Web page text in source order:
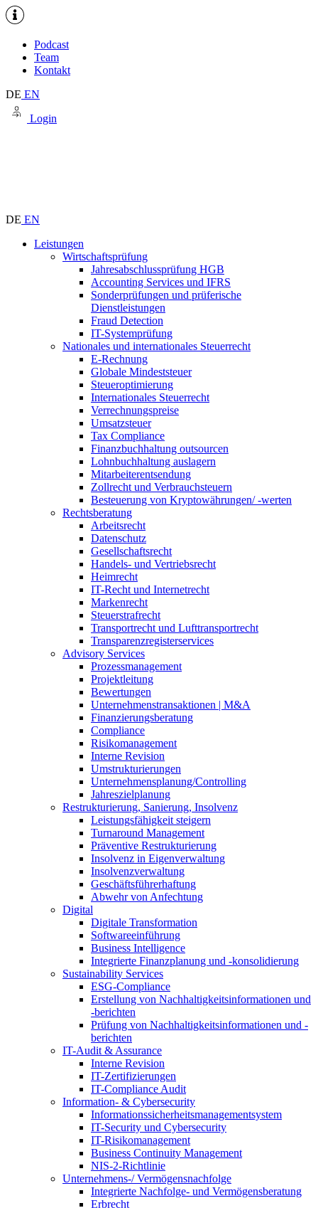
Podcast
Team
Kontakt
DE EN
Login
DE EN
Leistungen
Wirtschaftsprüfung
Jahresabschlussprüfung HGB
Accounting Services und IFRS
Sonderprüfungen und prüferische
Dienstleistungen
Fraud Detection
IT-Systemprüfung
Nationales und internationales Steuerrecht
E-Rechnung
Globale Mindeststeuer
Steueroptimierung
Internationales Steuerrecht
Verrechnungspreise
Umsatzsteuer
Tax Compliance
Finanzbuchhaltung outsourcen
Lohnbuchhaltung auslagern
Mitarbeiterentsendung
Zollrecht und Verbrauchsteuern
Besteuerung von Kryptowährungen/ -werten
Rechtsberatung
Arbeitsrecht
Datenschutz
Gesellschaftsrecht
Handels- und Vertriebsrecht
Heimrecht
IT-Recht und Internetrecht
Markenrecht
Steuerstrafrecht
Transportrecht und Lufttransportrecht
Transparenzregisterservices
Advisory Services
Prozessmanagement
Projektleitung
Bewertungen
Unternehmenstransaktionen | M&A
Finanzierungsberatung
Compliance
Risikomanagement
Interne Revision
Umstrukturierungen
Unternehmensplanung/Controlling
Jahreszielplanung
Restrukturierung, Sanierung, Insolvenz
Leistungsfähigkeit steigern
Turnaround Management
Präventive Restrukturierung
Insolvenz in Eigenverwaltung
Insolvenzverwaltung
Geschäftsführerhaftung
Abwehr von Anfechtung
Digital
Digitale Transformation
Softwareeinführung
Business Intelligence
Integrierte Finanzplanung und -konsolidierung
Sustainability Services
ESG-Compliance
Erstellung von Nachhaltigkeitsinformationen und
-berichten
Prüfung von Nachhaltigkeitsinformationen und -
berichten
IT-Audit & Assurance
Interne Revision
IT-Zertifizierungen
IT-Compliance Audit
Information- & Cybersecurity
Informationssicherheitsmanagementsystem
IT-Security und Cybersecurity
IT-Risikomanagement
Business Continuity Management
NIS-2-Richtlinie
Unternehmens-/Vermögensnachfolge
Integrierte Nachfolge- und Vermögensberatung
Erbrecht